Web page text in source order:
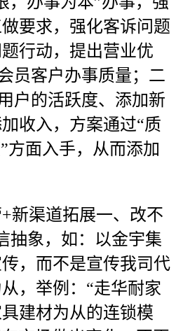
要求，强化客诉问题
行动，提出营业优
员客户办事质量；二
户的活跃度、添加新
收入，方案通过“质
方面入手，从而添加
渠道拓展一、改不
抽象，如：以金宇集
，而不是宣传我司代
，举例：“走华耐家
建材为从的连锁模